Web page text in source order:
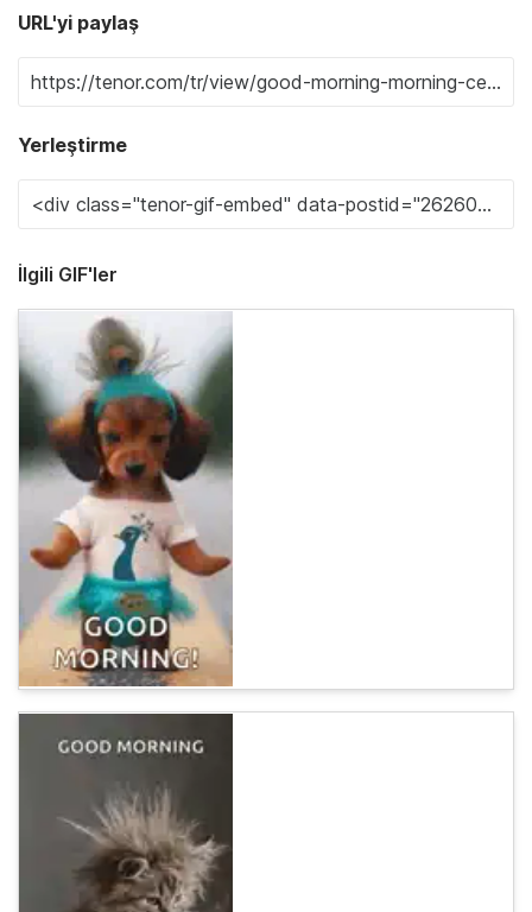
URL'yi paylaş
Yerleştirme
İlgili GIF'ler